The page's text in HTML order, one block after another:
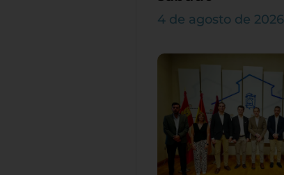
4 de agosto de 2026